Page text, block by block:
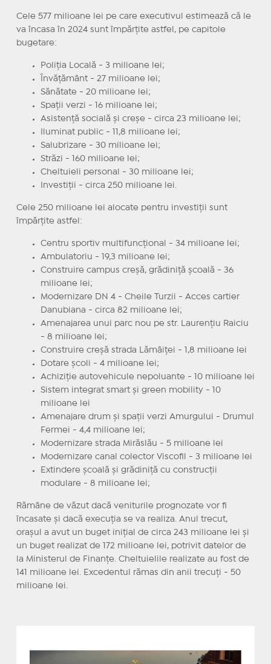
Cele 577 milioane lei pe care executivul estimează că le
va încasa în 2024 sunt împărțite astfel, pe capitole
bugetare:
Poliția Locală - 3 milioane lei;
Învățământ - 27 milioane lei;
Sănătate - 20 milioane lei;
Spații verzi - 16 milioane lei;
Asistență socială și creșe - circa 23 milioane lei;
Iluminat public - 11,8 milioane lei;
Salubrizare - 30 milioane lei;
Străzi - 160 milioane lei;
Cheltuieli personal - 30 milioane lei;
Investiții - circa 250 milioane lei.
Cele 250 milioane lei alocate pentru investiții sunt
împărțite astfel:
Centru sportiv multifuncțional - 34 milioane lei;
Ambulatoriu - 19,3 milioane lei;
Construire campus creșă, grădiniță școală - 36
milioane lei;
Modernizare DN 4 - Cheile Turzii - Acces cartier
Danubiana - circa 82 milioane lei;
Amenajarea unui parc nou pe str. Laurențiu Raiciu
- 8 milioane lei;
Construire creșă strada Lămâiței - 1,8 milioane lei
Dotare școli - 4 milioane lei;
Achiziție autovehicule nepoluante - 10 milioane lei
Sistem integrat smart și green mobility - 10
milioane lei
Amenajare drum și spații verzi Amurgului - Drumul
Fermei - 4,4 milioane lei;
Modernizare strada Mirăslău - 5 milioane lei
Modernizare canal colector Viscofil - 3 milioane lei
Extindere școală și grădiniță cu construcții
modulare - 8 milioane lei;
Rămâne de văzut dacă veniturile prognozate vor fi
încasate și dacă execuția se va realiza. Anul trecut,
orașul a avut un buget inițial de circa 243 milioane lei și
un buget realizat de 172 milioane lei, potrivit datelor de
la Ministerul de Finanțe. Cheltuielile realizate au fost de
141 milioane lei. Excedentul rămas din anii trecuți - 50
milioane lei.